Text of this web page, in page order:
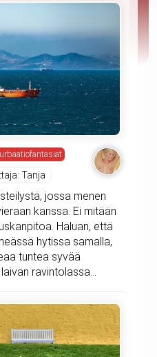
Tanja
jossa menen
kanssa. Ei mitään
Haluan, että
hytissa samalla,
tuntea syvää
ravintolassa...